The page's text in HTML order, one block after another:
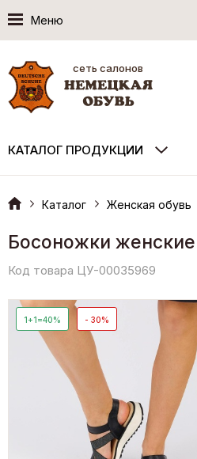
Меню
сеть салонов
КАТАЛОГ ПРОДУКЦИИ
Каталог Женская обувь
Босоножки женские
Код товара ЦУ-00035969
1+1=40% - 30%